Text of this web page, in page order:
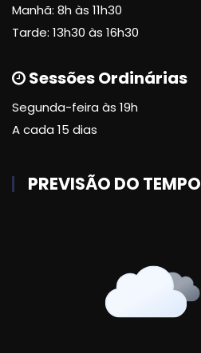
Manhã: 8h às 11h30
Tarde: 13h30 às 16h30
Sessões Ordinárias
Segunda-feira às 19h
A cada 15 dias
PREVISÃO DO TEMPO